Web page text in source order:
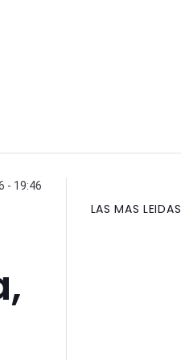
- 19:46
LAS MAS LEIDAS